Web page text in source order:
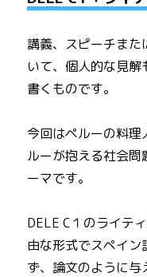
講義、スピーチま
いて、個人的な見
書くものです。
今回はペルーの料
ルーが抱える社会
ーマです。
DELE C１のライテ
由な形式でスペイ
ず、論文のように